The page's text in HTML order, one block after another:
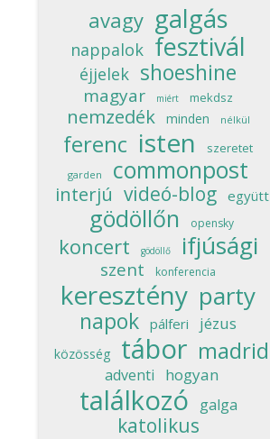
avagy galgás
nappalok fesztivál
éjjelek shoeshine
magyar miért mekdsz
nemzedék minden nélkül
ferenc isten szeretet
garden commonpost
interjú videó-blog együtt
gödöllőn opensky
koncert gödöllő ifjúsági
szent konferencia
keresztény party
napok pálferi jézus
közösség tábor madrid
adventi hogyan
találkozó galga
katolikus